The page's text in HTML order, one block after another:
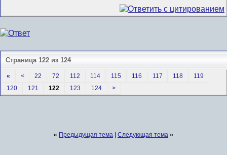
Страница 122 из 124
« < 22 72 112 114 115 116 117 118
119
120
121 122 123 124 >
« Предыдущая тема | Следующая тема »